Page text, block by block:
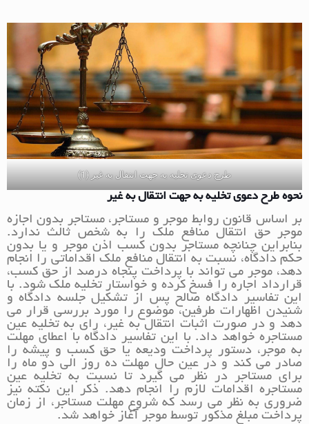
طرح دعوی تخلیه به جهت انتقال به غیر (1)
نحوه طرح دعوی تخلیه به جهت انتقال به غیر
بر اساس قانون روابط موجر و مستاجر، مستاجر بدون اجازه
موجر حق انتقال منافع ملک را به شخص ثالث ندارد.
بنابراین چنانچه مستاجر بدون کسب اذن موجر و یا بدون
حکم دادگاه، نسبت به انتقال منافع ملک اقداماتی را انجام
دهد، موجر می تواند با پرداخت پنجاه درصد از حق کسب،
قرارداد اجاره را فسخ کرده و خواستار تخلیه ملک شود. با
این تفاسیر دادگاه صالح پس از تشکیل جلسه دادگاه و
شنیدن اظهارات طرفین، موضوع را مورد بررسی قرار می
دهد و در صورت اثبات انتقال به غیر، رای به تخلیه عین
مستاجره خواهد داد. با این تفاسیر دادگاه با اعطای مهلت
به موجر، دستور پرداخت ودیعه یا حق کسب و پیشه را
صادر می کند و در عین حال مهلت ده روز الی دو ماه را
برای مستاجر در نظر می گیرد تا نسبت به تخلیه عین
مستاجره اقدامات لازم را انجام دهد. ذکر این نکته نیز
ضروری به نظر می رسد که شروع مهلت مستاجر، از زمان
پرداخت مبلغ مذکور توسط موجر آغاز خواهد شد.